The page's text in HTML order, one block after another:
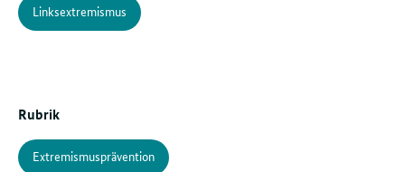
Linksextremismus
Rubrik
Extremismusprävention